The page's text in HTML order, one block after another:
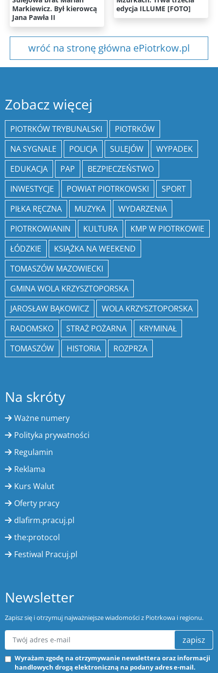
Markiewicz. Był kierowcą
Jana Pawła II
edycja ILLUME [FOTO]
wróć na stronę główna ePiotrkow.pl
Zobacz więcej
PIOTRKÓW TRYBUNALSKI
PIOTRKÓW
NA SYGNALE
POLICJA SULEJÓW
WYPADEK
EDUKACJA
PAP
BEZPIECZEŃSTWO
INWESTYCJE
POWIAT PIOTRKOWSKI
SPORT
PIŁKA RĘCZNA
MUZYKA
WYDARZENIA
PIOTRKOWIANIN
KULTURA
KMP W PIOTRKOWIE
ŁÓDZKIE
KSIĄŻKA NA WEEKEND
TOMASZÓW MAZOWIECKI
GMINA WOLA KRZYSZTOPORSKA
JAROSŁAW BĄKOWICZ
WOLA KRZYSZTOPORSKA
RADOMSKO
STRAŻ POŻARNA
KRYMINAŁ
TOMASZÓW
HISTORIA ROZPRZA
Na skróty
Ważne numery
Polityka prywatności
Regulamin
Reklama
Kurs Walut
Oferty pracy
dlafirm.pracuj.pl
the:protocol
Festiwal Pracuj.pl
Newsletter
Zapisz się i otrzymuj najważniejsze wiadomości z Piotrkowa i regionu.
zapisz
Wyrażam zgodę na otrzymywanie newslettera oraz informacji
handlowych drogą elektroniczną na podany adres e-mail.